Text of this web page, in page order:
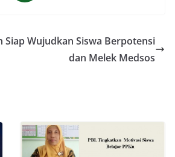
Siap Wujudkan Siswa Berpotensi
dan Melek Medsos